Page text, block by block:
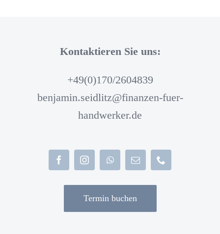
Kontaktieren Sie uns:
+49(0)170/2604839
benjamin.seidlitz@finanzen-fuer-
handwerker.de
Termin buchen